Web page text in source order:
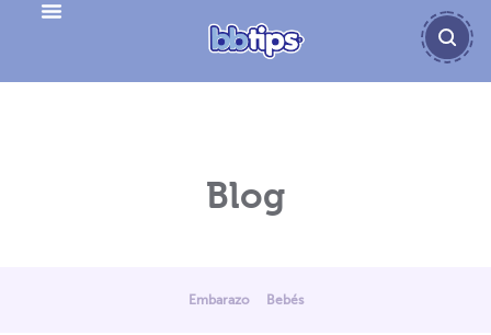
Blog
Embarazo Bebés